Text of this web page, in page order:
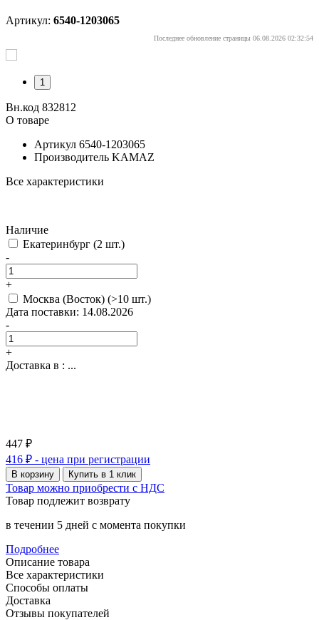
Артикул: 6540-1203065
Последнее обновление страницы 06.08.2026 02:32:54
1
Вн.код 832812
О товаре
Артикул 6540-1203065
Производитель KAMAZ
Все характеристики
Наличие
Екатеринбург (2 шт.)
-
+
Москва (Восток) (>10 шт.)
Дата поставки: 14.08.2026
-
+
Доставка в : ...
447 ₽
416 ₽ - цена при регистрации
В корзину Купить в 1 клик
Товар можно приобрести с НДС
Товар подлежит возврату
в течении 5 дней с момента покупки
Подробнее
Описание товара
Все характеристики
Способы оплаты
Доставка
Отзывы покупателей